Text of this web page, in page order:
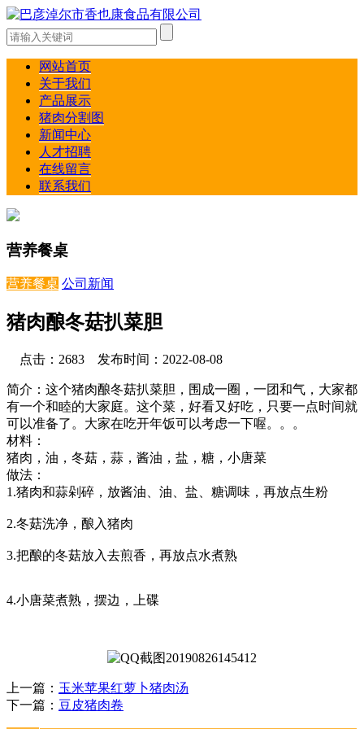
网站首页
关于我们
产品展示
猪肉分割图
新闻中心
人才招聘
在线留言
联系我们
营养餐桌
营养餐桌 公司新闻
猪肉酿冬菇扒菜胆
点击：2683 发布时间：2022-08-08
简介：这个猪肉酿冬菇扒菜胆，围成一圈，一团和气，大家都
有一个和睦的大家庭。这个菜，好看又好吃，只要一点时间就
可以准备了。大家在吃开年饭可以考虑一下喔。。。
材料：
猪肉，油，冬菇，蒜，酱油，盐，糖，小唐菜
做法：
1.猪肉和蒜剁碎，放酱油、油、盐、糖调味，再放点生粉
2.冬菇洗净，酿入猪肉
3.把酿的冬菇放入去煎香，再放点水煮熟
4.小唐菜煮熟，摆边，上碟
上一篇： 玉米苹果红萝卜猪肉汤
下一篇： 豆皮猪肉卷